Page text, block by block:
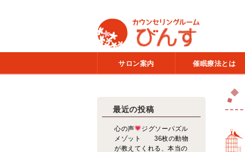
サロン案内 催眠療法とは
最近の投稿
心の声
ジグソーパズル
メゾット 36枚の動物
が教えてくれる、本当の